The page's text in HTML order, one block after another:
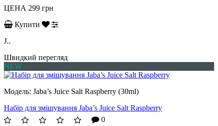
ЦЕНА 299 грн
Купити
J..
Швидкий перегляд
NEW
Модель: Jaba’s Juice Salt Raspberry (30ml)
Набір для змішування Jaba’s Juice Salt Raspberry
0